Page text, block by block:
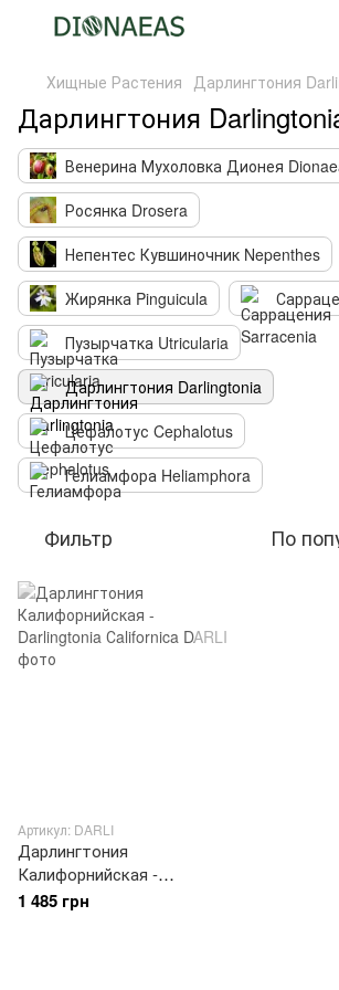
Хищные Растения Дарлингтония
Дарлингтония
Венерина Мухоловка Дионея
Росянка Drosera
Непентес Кувшиночник Nepenthes
Жирянка Pinguicula
Пузырчатка Utricularia
Дарлингтония Darlingtonia
Цефалотус Cephalotus
Гелиамфора Heliamphora
Фильтр По
Артикул: DARLI
Дарлингтония
Калифорнийская -
Darlingtonia Сalifornica
1 485 грн